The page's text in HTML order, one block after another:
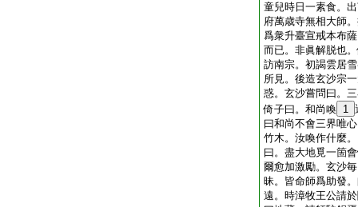
童兒時日一素食。
府萬歳寺無相大師
爲衆升臺宣戒本布
而已。非眞解脱也
訪南宗。初謁雲居
所見。後造玄沙宗
惑。玄沙嘗問曰。
倚子曰。和尚喚 1
曰和尚不會三界唯
竹木。汝喚作什麼
曰。盡大地覓一箇
爾愈加激勵。玄沙
昧。皆命師爲助發
遠。時漳牧王公請